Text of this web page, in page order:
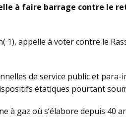
à faire barrage contre le
1), appelle à voter contre le
de service public et
étatiques pourtant
à gaz où s’élabore depuis 40